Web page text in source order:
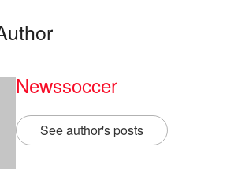
Newssoccer
See author's posts